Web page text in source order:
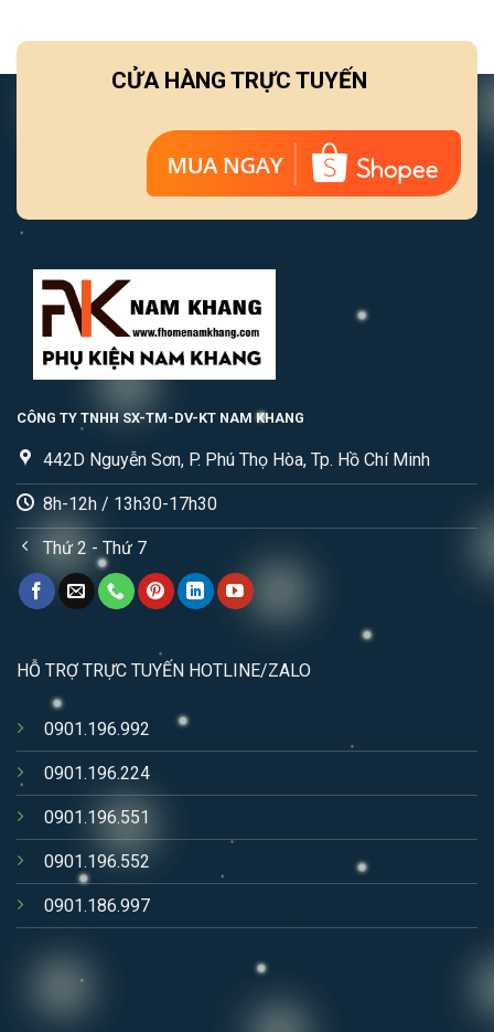
CỬA HÀNG TRỰC TUYẾN
CÔNG TY TNHH SX-TM-DV-KT NAM KHANG
442D Nguyễn Sơn, P. Phú Thọ Hòa, Tp. Hồ Chí Minh
8h-12h / 13h30-17h30
Thứ 2 - Thứ 7
HỖ TRỢ TRỰC TUYẾN HOTLINE/ZALO
0901.196.992
0901.196.224
0901.196.551
0901.196.552
0901.186.997